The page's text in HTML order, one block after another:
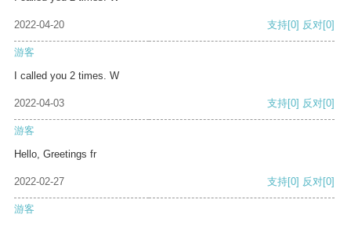
2022-04-20 支持[0] 反对[0]
游客
I called you 2 times. W
2022-04-03 支持[0] 反对[0]
游客
Hello, Greetings fr
2022-02-27 支持[0] 反对[0]
游客